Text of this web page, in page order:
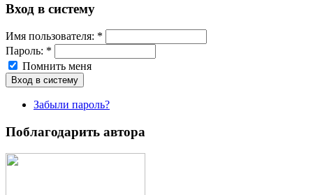
Вход в систему
Имя пoльзовaтeля: *
Пароль: *
Помнить меня
Забыли пароль?
Поблагодарить автора